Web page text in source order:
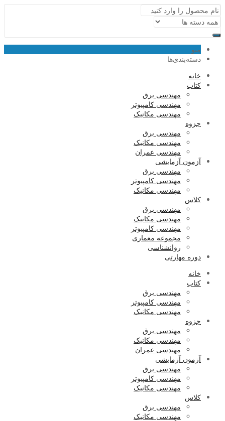
منو
دسته‌بندی‌ها
خانه
کتاب
مهندسی برق
مهندسی کامپیوتر
مهندسی مکانیک
جزوه
مهندسی برق
مهندسی مکانیک
مهندسی عمران
آزمون آزمایشی
مهندسی برق
مهندسی کامپیوتر
مهندسی مکانیک
کلاس
مهندسی برق
مهندسی مکانیک
مهندسی کامپیوتر
مجموعه معماری
روانشناسی
دوره مهارتی
خانه
کتاب
مهندسی برق
مهندسی کامپیوتر
مهندسی مکانیک
جزوه
مهندسی برق
مهندسی مکانیک
مهندسی عمران
آزمون آزمایشی
مهندسی برق
مهندسی کامپیوتر
مهندسی مکانیک
کلاس
مهندسی برق
مهندسی مکانیک